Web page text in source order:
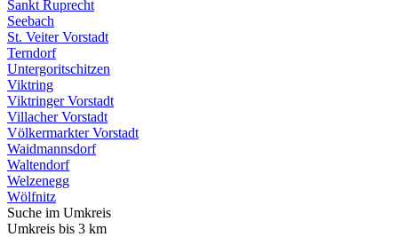
Sankt Ruprecht
Seebach
St. Veiter Vorstadt
Terndorf
Untergoritschitzen
Viktring
Viktringer Vorstadt
Villacher Vorstadt
Völkermarkter Vorstadt
Waidmannsdorf
Waltendorf
Welzenegg
Wölfnitz
Suche im Umkreis
Umkreis bis 3 km